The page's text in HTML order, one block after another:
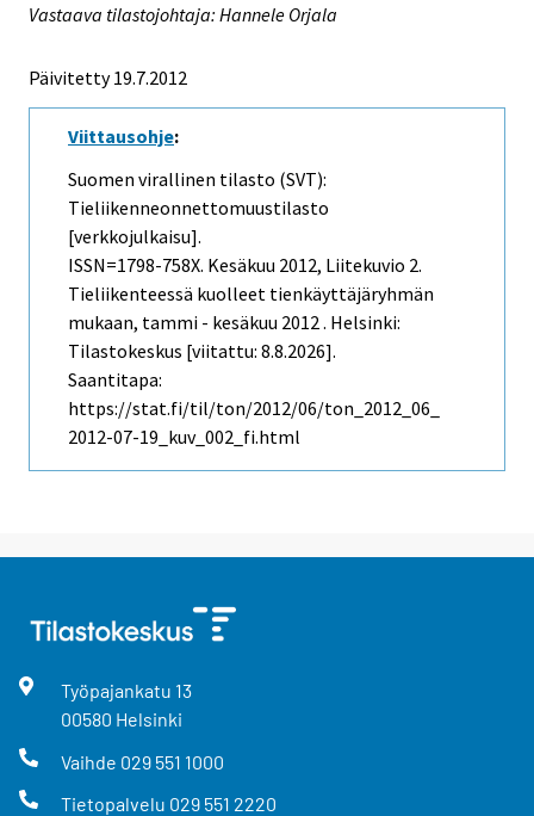
Vastaava tilastojohtaja: Hannele Orjala
Päivitetty 19.7.2012
Viittausohje:
Suomen virallinen tilasto (SVT):
Tieliikenneonnettomuustilasto
[verkkojulkaisu].
ISSN=1798-758X. Kesäkuu 2012, Liitekuvio 2.
Tieliikenteessä kuolleet tienkäyttäjäryhmän
mukaan, tammi - kesäkuu 2012 . Helsinki:
Tilastokeskus [viitattu: 8.8.2026].
Saantitapa:
https://stat.fi/til/ton/2012/06/ton_2012_06_
2012-07-19_kuv_002_fi.html
Työpajankatu 13
00580 Helsinki
Vaihde 029 551 1000
Tietopalvelu 029 551 2220